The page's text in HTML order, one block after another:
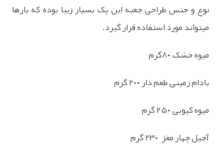
نوع و جنس طراحی جعبه این پک بسیار زیبا بوده که بارها
میتواند مورد استفاده قرار گیرد.
میوه خشک ۸۰گرم
بادام زمینی طعم دار ۲۰۰ گرم
میوه کیوبی ۲۵۰ گرم
آجیل چهار مغز ۲۳۰ گرم